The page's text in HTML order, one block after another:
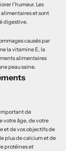
l'humeur. Les
et sont
digestive.
causés par
la vitamine E, la
alimentaires
peau saine.
de
votre âge, de votre
et de vos objectifs de
plus de calcium et de
protéines et